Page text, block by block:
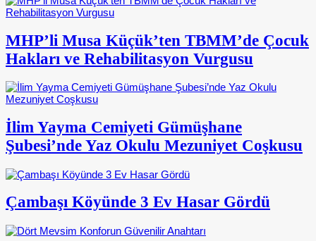
MHP’li Musa Küçük’ten TBMM’de Çocuk
Hakları ve Rehabilitasyon Vurgusu
İlim Yayma Cemiyeti Gümüşhane
Şubesi’nde Yaz Okulu Mezuniyet Coşkusu
Çambaşı Köyünde 3 Ev Hasar Gördü